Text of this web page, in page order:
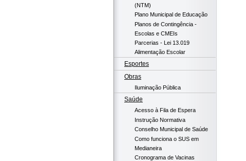
(NTM)
Plano Municipal de Educação
Planos de Contingência -
Escolas e CMEIs
Parcerias - Lei 13.019
Alimentação Escolar
Esportes
Obras
Iluminação Pública
Saúde
Acesso à Fila de Espera
Instrução Normativa
Conselho Municipal de Saúde
Como funciona o SUS em
Medianeira
Cronograma de Vacinas